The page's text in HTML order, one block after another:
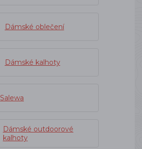
Dámské oblečení
Dámské kalhoty
Salewa
Dámské outdoorové
kalhoty